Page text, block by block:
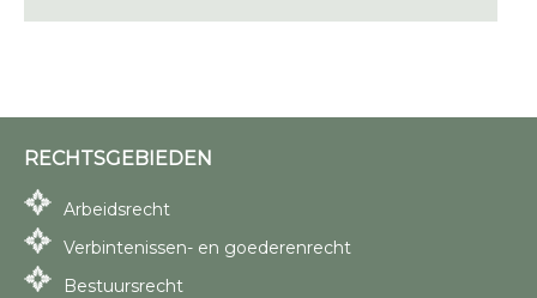
RECHTSGEBIEDEN
Arbeidsrecht
Verbintenissen- en goederenrecht
Bestuursrecht